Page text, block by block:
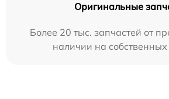
Оригинальные
Более 20 тыс. запчастей от
наличии на